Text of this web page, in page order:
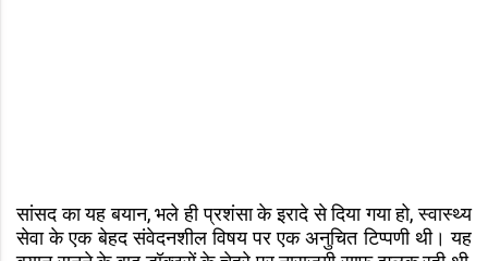
सांसद का यह बयान, भले ही प्रशंसा के इरादे से दिया गया हो, स्वास्थ्य
सेवा के एक बेहद संवेदनशील विषय पर एक अनुचित टिप्पणी थी। यह